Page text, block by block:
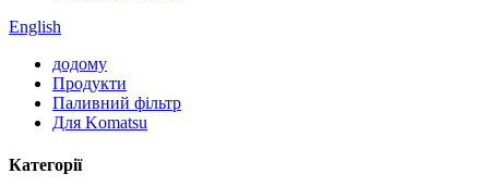
English
додому
Продукти
Паливний фільтр
Для Komatsu
Категорії